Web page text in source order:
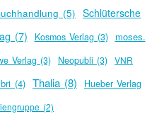
(5) Schlütersche
(7) Kosmos Verlag (3)
moses.
Verlag (3) Neopubli (3) VNR
(4) Thalia (8)
Hueber Verlag
(2)